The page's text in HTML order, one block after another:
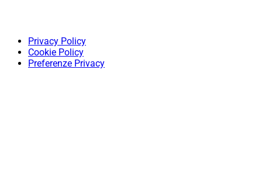
Privacy Policy
Cookie Policy
Preferenze Privacy